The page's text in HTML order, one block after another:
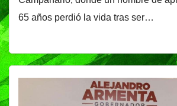
65 años perdió la vida tras ser…